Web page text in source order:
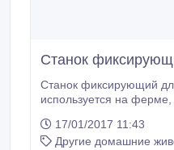
Станок
Станок фиксирующий
используется на ферме, летом на пастбище, для
Может быть оснащён весами,
платформой, кабиной
17/01/2017 11:43
Другие домашние